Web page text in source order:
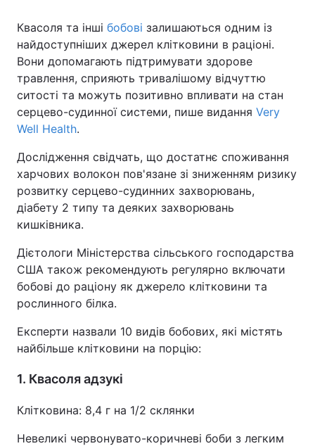
Квасоля та інші бобові залишаються одним із
найдоступніших джерел клітковини в раціоні.
Вони допомагають підтримувати здорове
травлення, сприяють тривалішому відчуттю
ситості та можуть позитивно впливати на стан
серцево-судинної системи, пише видання Very
Well Health.
Дослідження свідчать, що достатнє споживання
харчових волокон пов'язане зі зниженням ризику
розвитку серцево-судинних захворювань,
діабету 2 типу та деяких захворювань
кишківника.
Дієтологи Міністерства сільського господарства
США також рекомендують регулярно включати
бобові до раціону як джерело клітковини та
рослинного білка.
Експерти назвали 10 видів бобових, які містять
найбільше клітковини на порцію:
1. Квасоля адзукі
Клітковина: 8,4 г на 1/2 склянки
Невеликі червонувато-коричневі боби з легким